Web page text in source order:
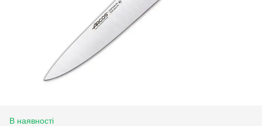
В наявності